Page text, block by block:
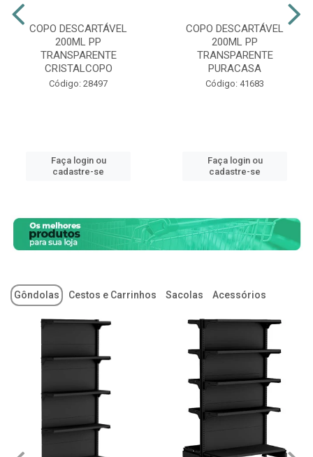
COPO DESCARTÁVEL
200ML PP
TRANSPARENTE
CRISTALCOPO
Código: 28497
Faça login ou
cadastre-se
COPO DESCARTÁVEL
200ML PP
TRANSPARENTE
PURACASA
Código: 41683
Faça login ou
cadastre-se
Gôndolas Cestos e Carrinhos Sacolas Acessórios